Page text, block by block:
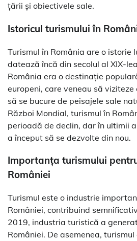
țării și obiectivele sale.
Istoricul turismului în
Turismul în România are o istorie
datează încă din secolul al XIX-
România era o destinație
europeni, care veneau să
să se bucure de peisajele sale
Război Mondial, turismul în
perioadă de declin, dar în ultimii
a început să se dezvolte din nou.
Importanța turismului
României
Turismul este o industrie
României, contribuind
2019, industria turistică a
României. De asemenea,